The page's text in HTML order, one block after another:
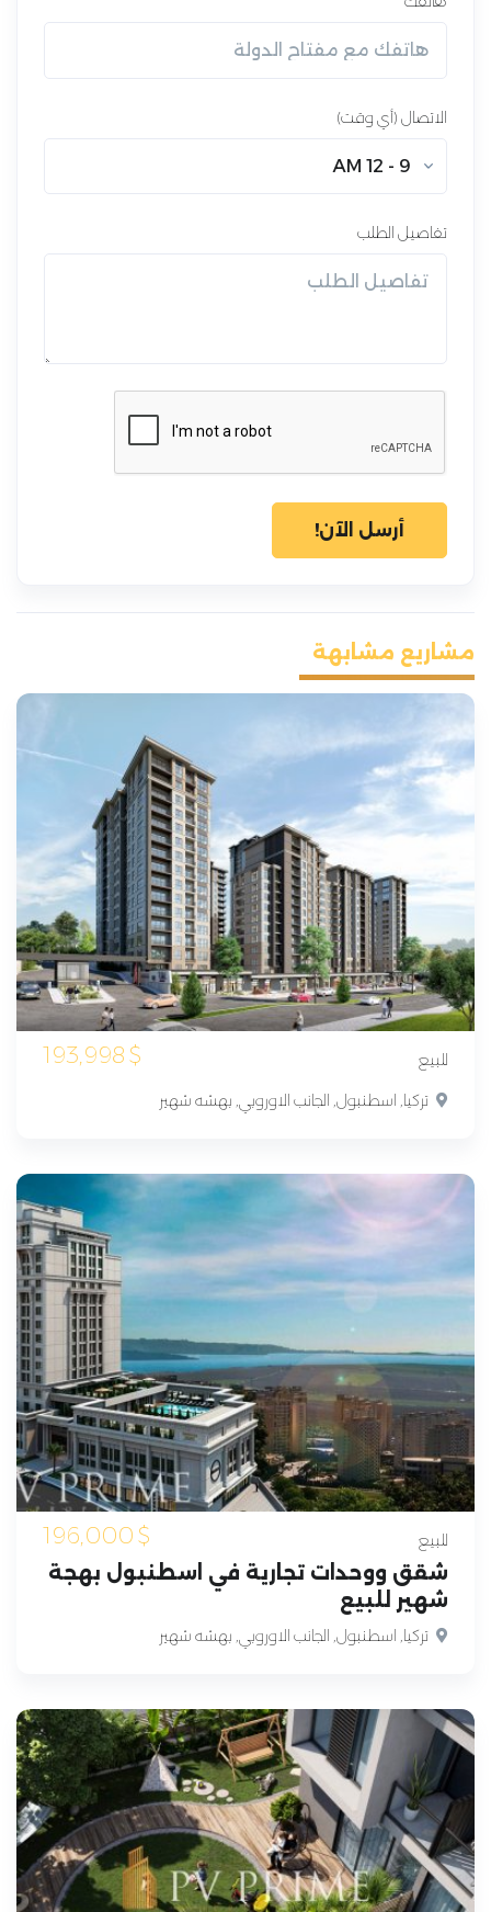
الاتصال (أي وقت)
تفاصيل الطلب
أرسل الآن!
مشاريع مشابهة
للبيع 193,998
تركيا, اسطنبول, الجانب الاوروبي, بهشه شهير
للبيع 196,000
شقق ووحدات تجارية في اسطنبول بهجة
شهير للبيع
تركيا, اسطنبول, الجانب الاوروبي, بهشه شهير